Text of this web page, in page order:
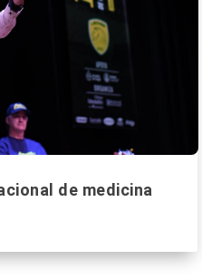
de medicina